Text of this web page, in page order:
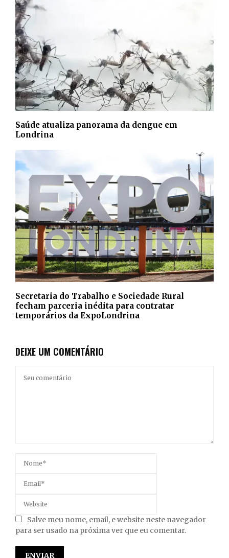
Saúde atualiza panorama da dengue em
Londrina
Secretaria do Trabalho e Sociedade Rural
fecham parceria inédita para contratar
temporários da ExpoLondrina
DEIXE UM COMENTÁRIO
Salve meu nome, email, e website neste navegador
para ser usado na próxima ver que eu comentar.